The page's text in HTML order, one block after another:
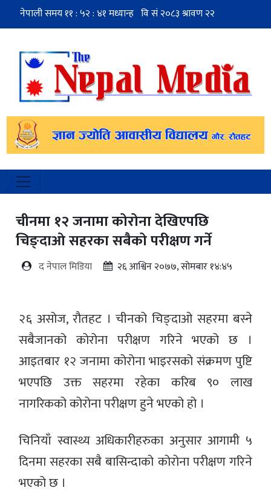
चीनमा १२ जनामा कोरोना देखिएपछि
चिङ्दाओ सहरका सबैको परीक्षण गर्ने
द नेपाल मिडिया २६ आश्विन २०७७, सोमबार १४:४५
२६ असोज, रौतहट । चीनको चिङ्दाओ सहरमा बस्ने
सबैजानको कोरोना परीक्षण गरिने भएको छ ।
आइतबार १२ जनामा कोरोना भाइरसको संक्रमण पुष्टि
भएपछि उक्त सहरमा रहेका करिब ९० लाख
नागरिकको कोरोना परीक्षण हुने भएको हो ।
चिनियाँ स्वास्थ्य अधिकारीहरुका अनुसार आगामी ५
दिनमा सहरका सबै बासिन्दाको कोरोना परीक्षण गरिने
भएको छ ।